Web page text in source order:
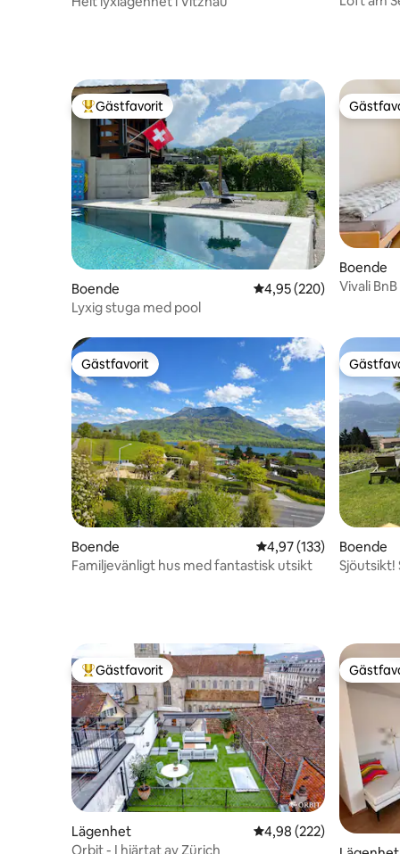
Populär gästfavorit
Gästfavorit
Boende 4,95 av 5 i
4,95 (220)
Lyxig stuga med pool
Boende
Vivali
Gästfavorit
Gästfavorit
Boende 4,97 av 5 i
4,97 (133)
Familjevänligt hus med fantastisk utsikt
Boende
Sjöutsikt!
Populär gästfavorit
Gästfavorit
Lägenhet 4,98 av 5 i
4,98 (222)
Orbit - I hjärtat av Zürich